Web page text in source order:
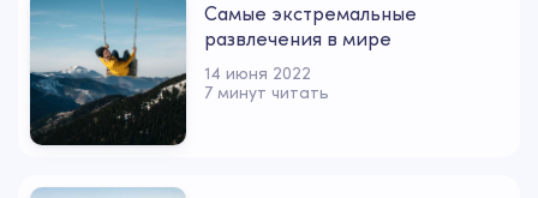
Самые экстремальные
развлечения в мире
14 июня 2022
7 минут читать